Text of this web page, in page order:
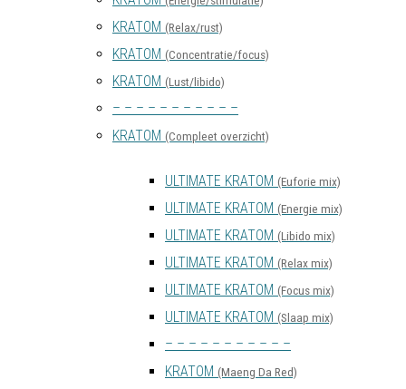
KRATOM (Relax/rust)
KRATOM (Concentratie/focus)
KRATOM (Lust/libido)
– – – – – – – – – – –
KRATOM (Compleet overzicht)
ULTIMATE KRATOM (Euforie mix)
ULTIMATE KRATOM (Energie mix)
ULTIMATE KRATOM (Libido mix)
ULTIMATE KRATOM (Relax mix)
ULTIMATE KRATOM (Focus mix)
ULTIMATE KRATOM (Slaap mix)
– – – – – – – – – – –
KRATOM (Maeng Da Red)